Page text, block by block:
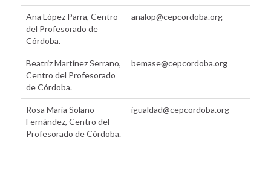
Ana López Parra, Centro
del Profesorado de
Córdoba.
analop@cepcordoba.org
Beatriz Martínez Serrano,
Centro del Profesorado
de Córdoba.
bemase@cepcordoba.org
Rosa María Solano
Fernández, Centro del
Profesorado de Córdoba.
igualdad@cepcordoba.org